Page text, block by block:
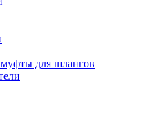
для шлангов